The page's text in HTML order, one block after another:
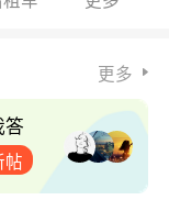
更多
答
帖